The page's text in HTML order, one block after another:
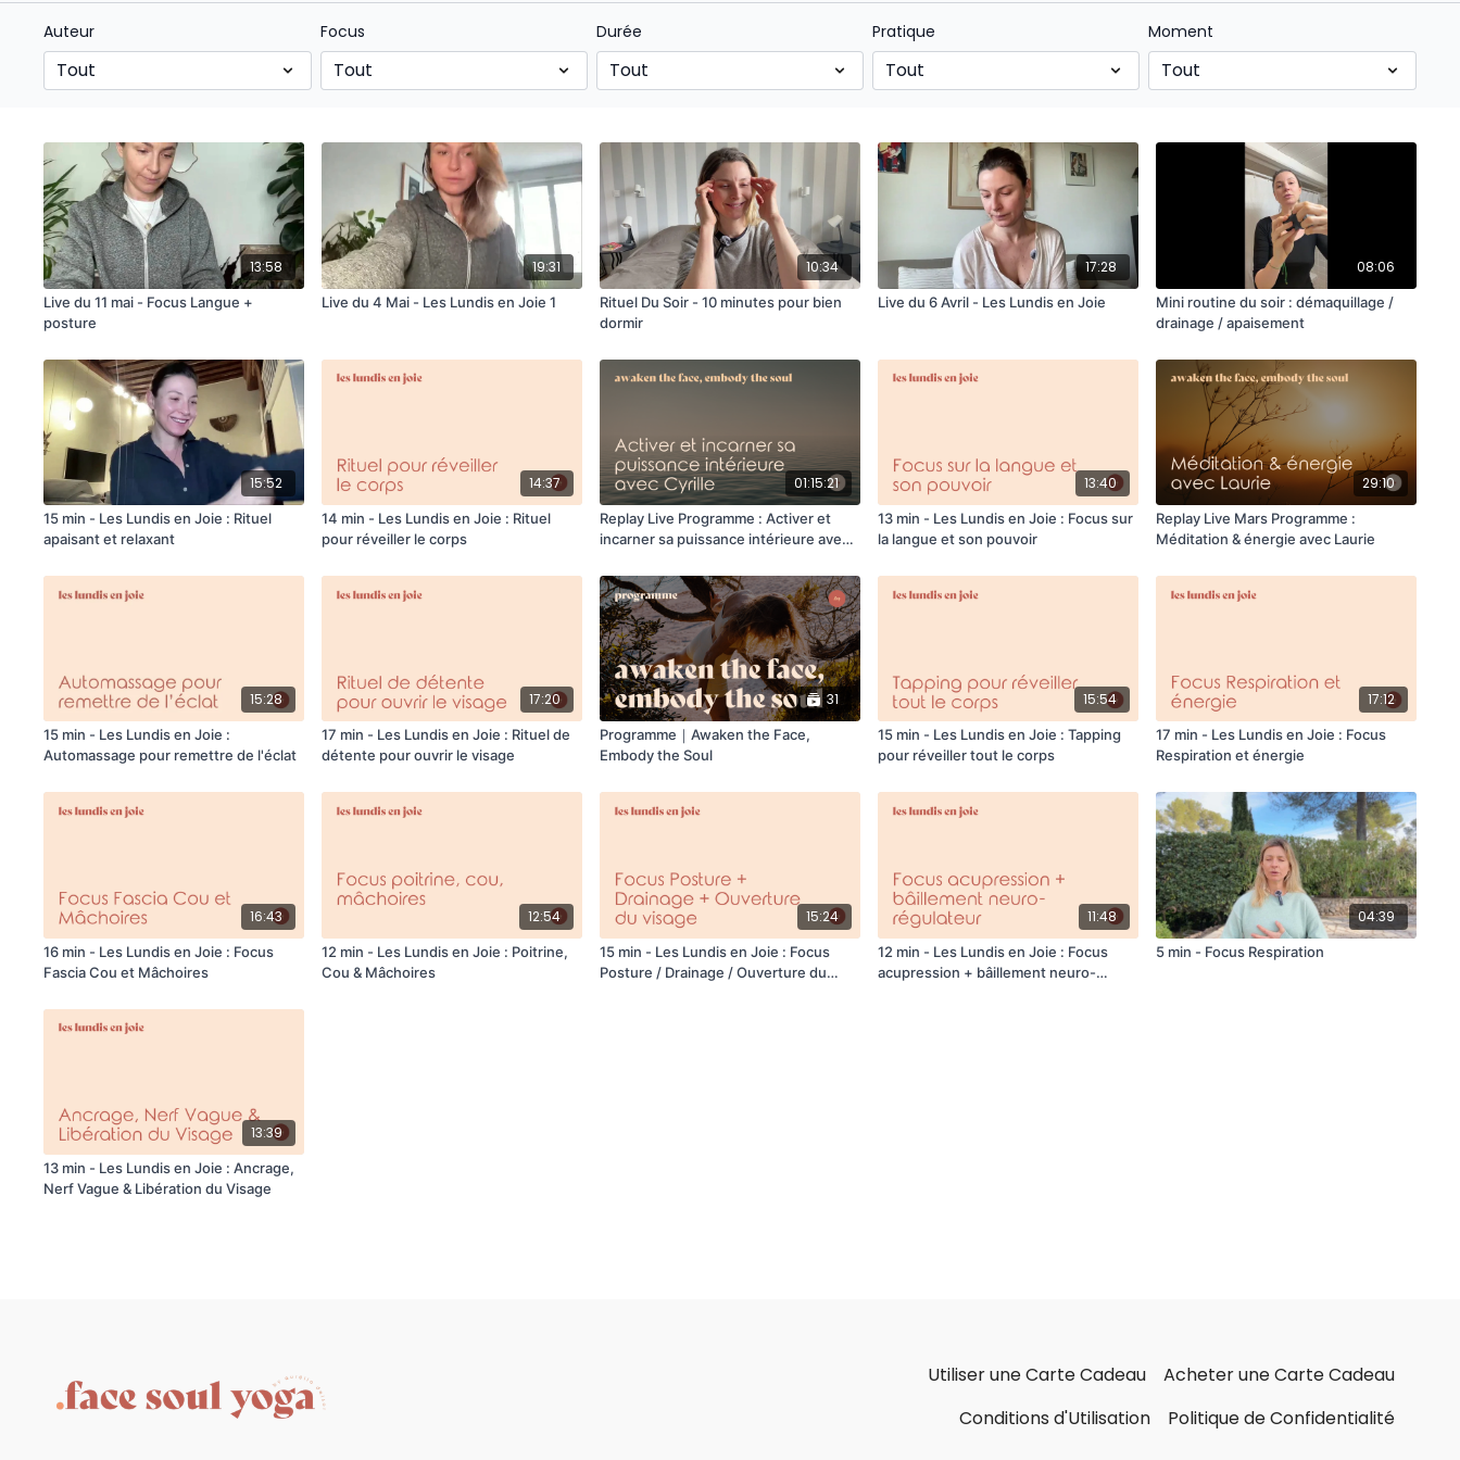
Auteur Focus Durée Pratique Moment
13:58
Live du 11 mai - Focus Langue +
posture
19:31
Live du 4 Mai - Les Lundis en Joie 1
10:34
Rituel Du Soir - 10 minutes pour bien
dormir
17:28
Live du 6 Avril - Les Lundis en Joie
08:06
Mini routine du soir : démaquillage /
drainage / apaisement
15:52
15 min - Les Lundis en Joie : Rituel
apaisant et relaxant
14:37
14 min - Les Lundis en Joie : Rituel
pour réveiller le corps
01:15:21
Replay Live Programme : Activer et
incarner sa puissance intérieure avec
13:40
13 min - Les Lundis en Joie : Focus sur
la langue et son pouvoir
29:10
Replay Live Mars Programme :
Méditation & énergie avec Laurie
15:28
15 min - Les Lundis en Joie :
Automassage pour remettre de l'éclat
17:20
17 min - Les Lundis en Joie : Rituel de
détente pour ouvrir le visage
31
Programme｜Awaken the Face,
Embody the Soul
15:54
15 min - Les Lundis en Joie : Tapping
pour réveiller tout le corps
17:12
17 min - Les Lundis en Joie : Focus
Respiration et énergie
16:43
16 min - Les Lundis en Joie : Focus
Fascia Cou et Mâchoires
12:54
12 min - Les Lundis en Joie : Poitrine,
Cou & Mâchoires
15:24
15 min - Les Lundis en Joie : Focus
Posture / Drainage / Ouverture du
11:48
12 min - Les Lundis en Joie : Focus
acupression + bâillement neuro-
04:39
5 min - Focus Respiration
13:39
13 min - Les Lundis en Joie : Ancrage,
Nerf Vague & Libération du Visage
Utiliser une Carte Cadeau
Acheter une Carte Cadeau
Conditions d'Utilisation
Politique de Confidentialité